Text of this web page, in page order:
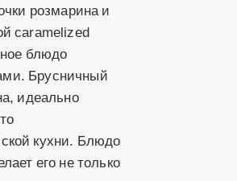
розмарина и
caramelized
блюдо
Брусничный
идеально
кухни. Блюдо
его не только